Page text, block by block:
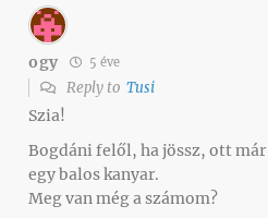
ogy 5 éve
Reply to Tusi
Szia!
Bogdáni felől, ha jössz, ott
egy balos kanyar.
Meg van még a számom?